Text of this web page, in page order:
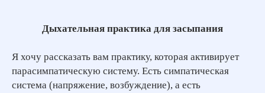
Дыхательная практика для засыпания
Я хочу рассказать вам практику, которая активирует
парасимпатическую систему. Есть симпатическая
система (напряжение, возбуждение), а есть
ЗАРЕГИСТРИРОВАТЬСЯ